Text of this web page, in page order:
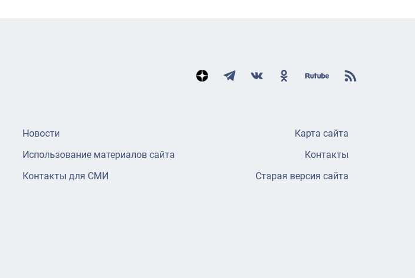
Новости
Использование материалов сайта
Контакты для СМИ
Карта сайта
Контакты
Старая версия сайта